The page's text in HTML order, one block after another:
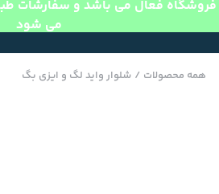
فروشگاه فعال می باشد و سفارشات
می شود
همه محصولات / شلوار واید لگ و ایزی بگ